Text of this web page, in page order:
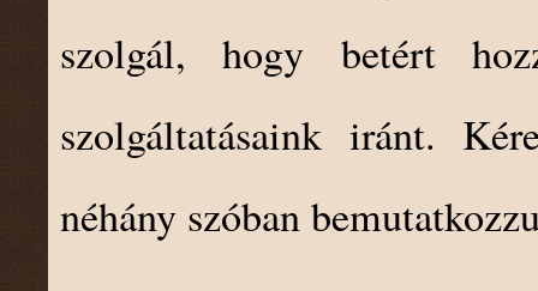
szolgál, hogy betért
szolgáltatásaink iránt.
néhány szóban